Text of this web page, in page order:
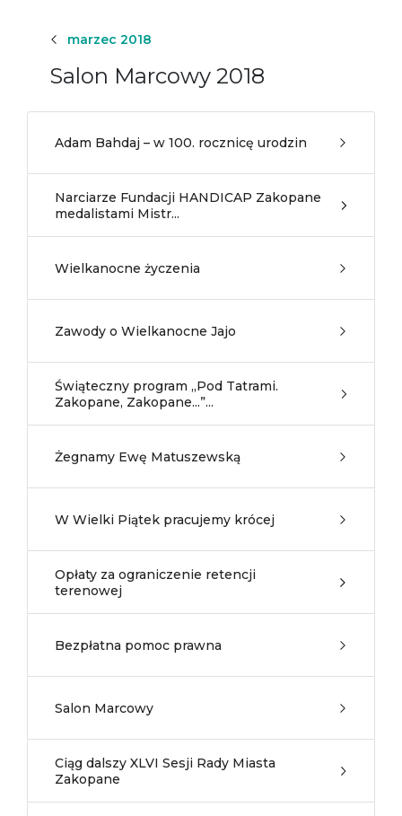
marzec 2018
Salon Marcowy 2018
Adam Bahdaj – w 100. rocznicę urodzin
Narciarze Fundacji HANDICAP Zakopane
medalistami Mistr...
Wielkanocne życzenia
Zawody o Wielkanocne Jajo
Świąteczny program „Pod Tatrami.
Zakopane, Zakopane...”...
Żegnamy Ewę Matuszewską
W Wielki Piątek pracujemy krócej
Opłaty za ograniczenie retencji
terenowej
Bezpłatna pomoc prawna
Salon Marcowy
Ciąg dalszy XLVI Sesji Rady Miasta
Zakopane